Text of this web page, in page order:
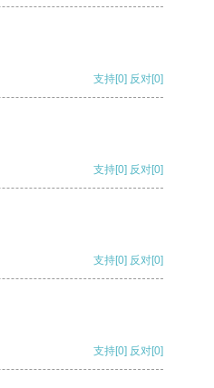
支持[0] 反对[0]
支持[0] 反对[0]
支持[0] 反对[0]
支持[0] 反对[0]